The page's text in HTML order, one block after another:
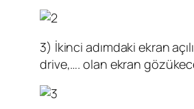
3) İkinci adımdaki ekran
drive,…. olan ekran